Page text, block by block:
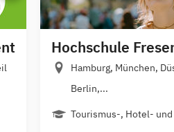
Hochschule
Hamburg, München,
Berlin,...
Tourismus-, Hotel-